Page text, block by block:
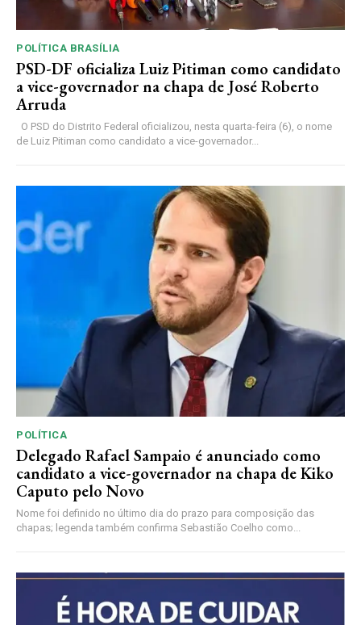
POLÍTICA BRASÍLIA
PSD-DF oficializa Luiz Pitiman como candidato
a vice-governador na chapa de José Roberto
Arruda
de Luiz Pitiman como candidato a vice-governador...
POLÍTICA
Delegado Rafael Sampaio é anunciado como
candidato a vice-governador na chapa de Kiko
Caputo pelo Novo
Nome foi definido no último dia do prazo para composição das
chapas; legenda também confirma Sebastião Coelho como...